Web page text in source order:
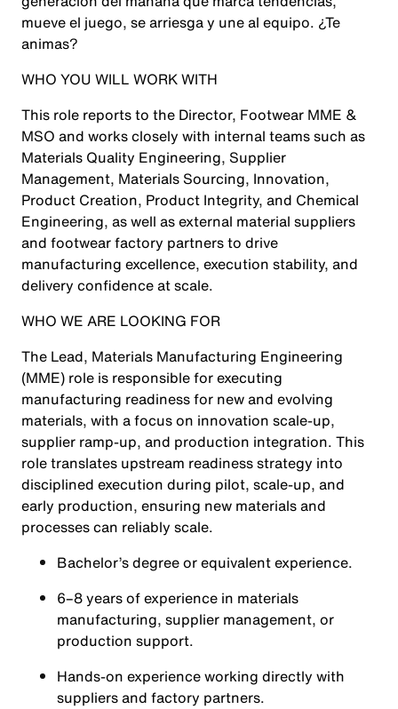
mueve el juego, se arriesga y une al equipo. ¿Te
animas?
WHO YOU WILL WORK WITH
This role reports to the Director, Footwear MME &
MSO and works closely with internal teams such as
Materials Quality Engineering, Supplier
Management, Materials Sourcing, Innovation,
Product Creation, Product Integrity, and Chemical
Engineering, as well as external material suppliers
and footwear factory partners to drive
manufacturing excellence, execution stability, and
delivery confidence at scale.
WHO WE ARE LOOKING FOR
The Lead, Materials Manufacturing Engineering
(MME) role is responsible for executing
manufacturing readiness for new and evolving
materials, with a focus on innovation scale-up,
supplier ramp-up, and production integration. This
role translates upstream readiness strategy into
disciplined execution during pilot, scale-up, and
early production, ensuring new materials and
processes can reliably scale.
Bachelor’s degree or equivalent experience.
6–8 years of experience in materials
manufacturing, supplier management, or
production support.
Hands‑on experience working directly with
suppliers and factory partners.